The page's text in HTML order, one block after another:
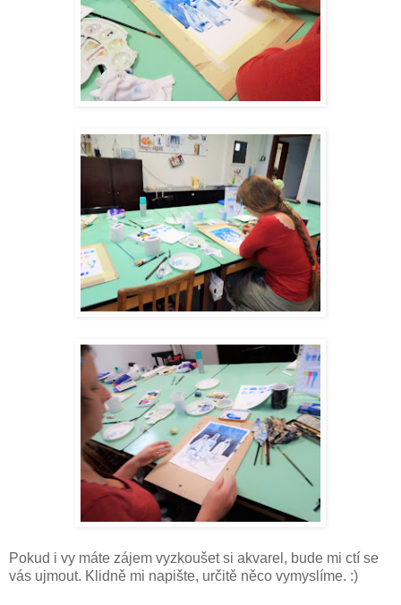
Pokud i vy máte zájem vyzkoušet si akvarel, bude mi ctí se
vás ujmout. Klidně mi napište, určitě něco vymyslíme. :)